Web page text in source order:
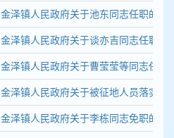
金泽镇人民政府关于池东同志任职的通
金泽镇人民政府关于谈亦吉同志任职的
金泽镇人民政府关于曹莹莹等同志任职
金泽镇人民政府关于被征地人员落实就
金泽镇人民政府关于李栋同志免职的通